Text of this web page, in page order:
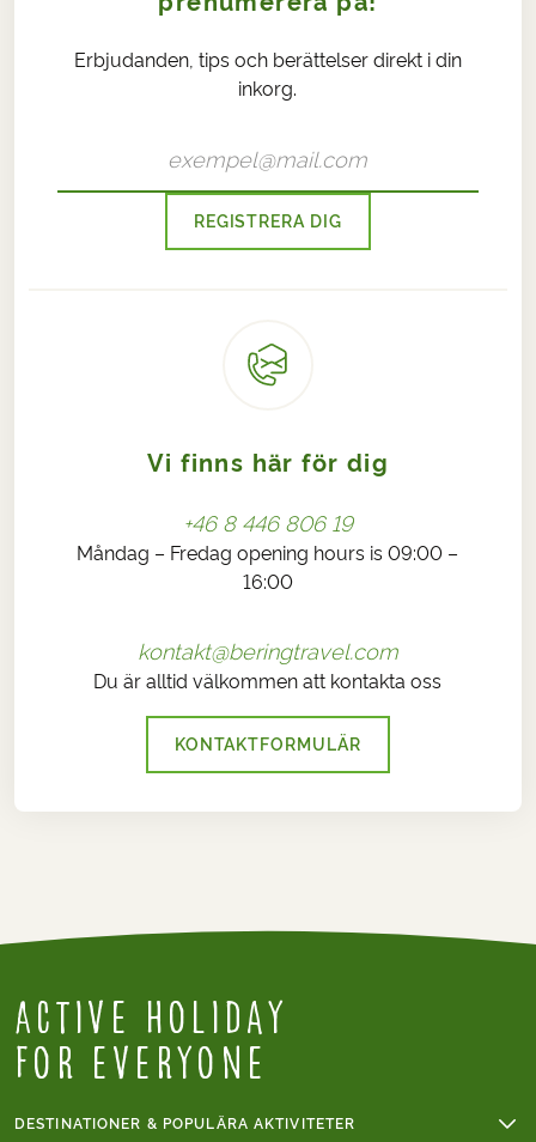
Erbjudanden, tips och berättelser direkt i din
inkorg.
REGISTRERA DIG
Vi finns här för dig
+46 8 446 806 19
Måndag – Fredag opening hours is 09:00 –
16:00
kontakt@beringtravel.com
Du är alltid välkommen att kontakta oss
KONTAKTFORMULÄR
Active holiday
for everyone
DESTINATIONER & POPULÄRA AKTIVITETER